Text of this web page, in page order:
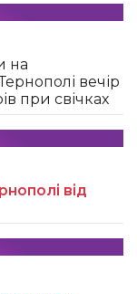
на
вечір
при свічках
від